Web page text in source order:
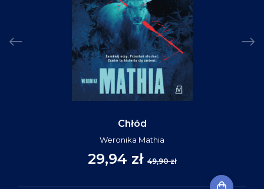
Chłód
Weronika Mathia
29,94 zł 49,90 zł